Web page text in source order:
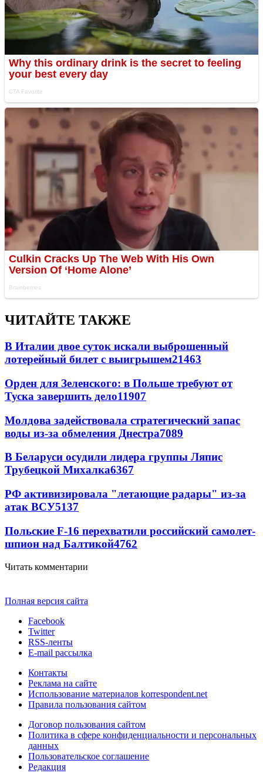
ЧИТАЙТЕ ТАКЖЕ
В Италии двое суток искали выброшенный
лотерейный билет с выигрышем21463
Орден для Зеленского: в Польше требуют от
Туска завершить дело11907
Молдова задействовала стратегический запас
воды из-за обмеления Днестра7089
В Беларуси осудили лидера группы Ляпис
Трубецкой Михалка6367
РФ активизировала "летающие радары" из-за
атак ВСУ5137
Польские F-16 перехватили российский самолет-
шпион над Балтикой4762
Читать комментарии
Полная версия сайта
Facebook
Twitter
RSS-ленты
E-mail рассылка
Контакты
Реклама на сайте
Использование материалов korrespondent.net
Правила пользования сайтом
Договор пользования сайтом
Политика в сфере конфиденциальности и персональных
данных
Пользовательское соглашение
Редакция